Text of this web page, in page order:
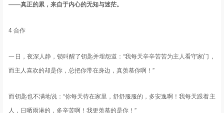
——真正的累，来自于内心的无知与迷茫。
4 合作
一日，夜深人静，锁叫醒了钥匙并埋怨道：“我每天辛辛苦苦为主人看守家门，
而主人喜欢的却是你，总把你带在身边，真羡慕你啊！”
而钥匙也不满地说：“你每天待在家里，舒舒服服的，多安逸啊！我每天跟着主
人，日晒雨淋的，多辛苦啊！我更羡慕的是你！”